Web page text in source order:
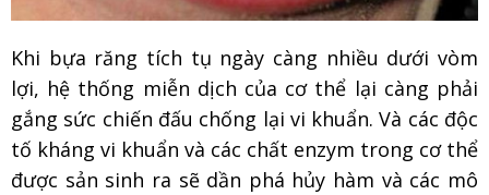
Khi bựa răng tích tụ ngày càng nhiều dưới vòm
lợi, hệ thống miễn dịch của cơ thể lại càng phải
gắng sức chiến đấu chống lại vi khuẩn. Và các độc
tố kháng vi khuẩn và các chất enzym trong cơ thể
được sản sinh ra sẽ dần phá hủy hàm và các mô